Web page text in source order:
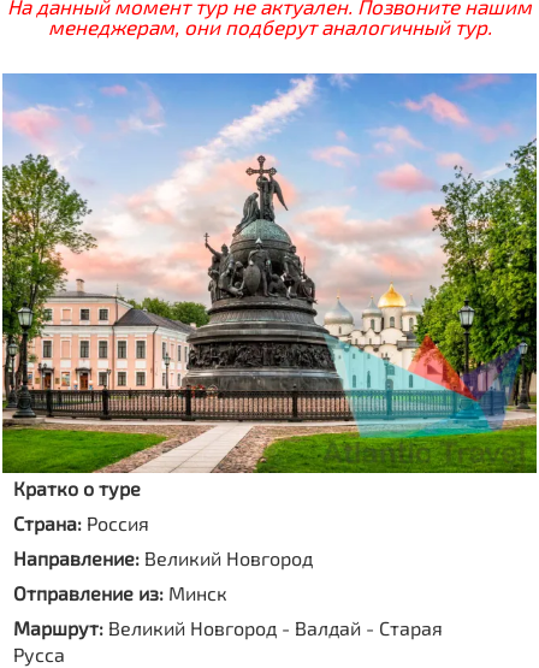
На данный момент тур не актуален. Позвоните нашим
менеджерам, они подберут аналогичный тур.
Кратко о туре
Страна: Россия
Направление: Великий Новгород
Отправление из: Минск
Маршрут: Великий Новгород - Валдай - Старая
Русса